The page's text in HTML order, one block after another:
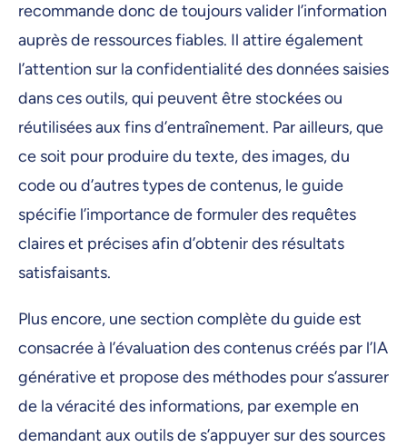
recommande donc de toujours valider l’information
auprès de ressources fiables. Il attire également
l’attention sur la confidentialité des données saisies
dans ces outils, qui peuvent être stockées ou
réutilisées aux fins d’entraînement. Par ailleurs, que
ce soit pour produire du texte, des images, du
code ou d’autres types de contenus, le guide
spécifie l’importance de formuler des requêtes
claires et précises afin d’obtenir des résultats
satisfaisants.
Plus encore, une section complète du guide est
consacrée à l’évaluation des contenus créés par l’IA
générative et propose des méthodes pour s’assurer
de la véracité des informations, par exemple en
demandant aux outils de s’appuyer sur des sources